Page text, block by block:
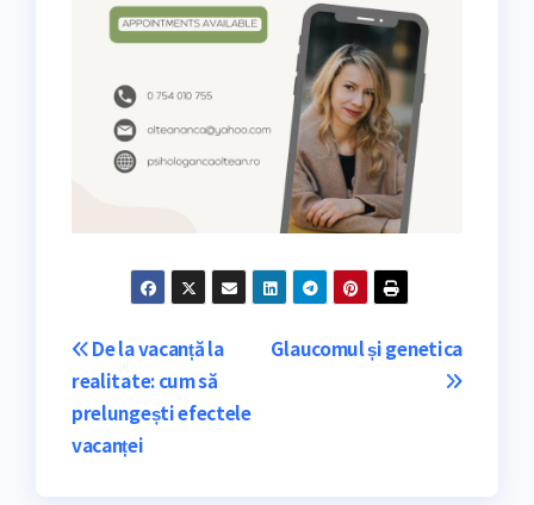
Navigare
în
articole
Glaucomul și genetica
De la vacanță la
realitate: cum să
prelungești efectele
vacanței